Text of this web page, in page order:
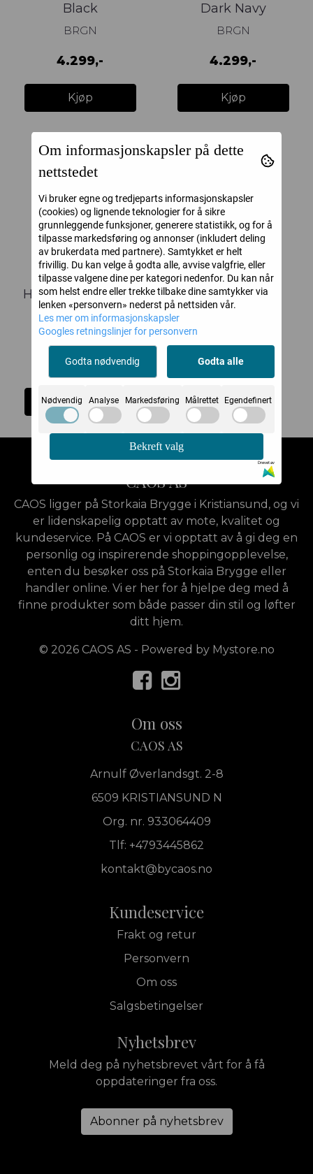
Black
BRGN
4.299,-
Kjøp
Dark Navy
BRGN
4.299,-
Kjøp
HAGL COAT SORT
BRGN
4.299,-
Kjøp
CAOS AS
CAOS ligger på Storkaia Brygge i Kristiansund, og vi
er lidenskapelig opptatt av mote, kvalitet og
kundeservice. På CAOS er vi opptatt av å gi deg en
personlig og inspirerende shoppingopplevelse,
enten du besøker oss på Storkaia Brygge eller
handler online. Vi er her for å hjelpe deg med å
finne produkter som både passer din stil og løfter
ditt hjem.
© 2026 CAOS AS - Powered by Mystore.no
Om oss
CAOS AS
Arnulf Øverlandsgt. 2-8
6509 KRISTIANSUND N
Org. nr. 933064409
Tlf: +4793445862
kontakt@bycaos.no
Kundeservice
Frakt og retur
Personvern
Om oss
Salgsbetingelser
Nyhetsbrev
Meld deg på nyhetsbrevet vårt for å få
oppdateringer fra oss.
Abonner på nyhetsbrev
Om informasjonskapsler på dette
nettstedet
Vi bruker egne og tredjeparts informasjonskapsler
(cookies) og lignende teknologier for å sikre
grunnleggende funksjoner, generere statistikk, og for å
tilpasse markedsføring og annonser (inkludert deling
av brukerdata med partnere). Samtykket er helt
frivillig. Du kan velge å godta alle, avvise valgfrie, eller
tilpasse valgene dine per kategori nedenfor. Du kan når
som helst endre eller trekke tilbake dine samtykker via
lenken «personvern» nederst på nettsiden vår.
Les mer om informasjonskapsler
Googles retningslinjer for personvern
Godta nødvendig Godta alle
Nødvendig Analyse Markedsføring Målrettet Egendefinert
Bekreft valg
Drevet av